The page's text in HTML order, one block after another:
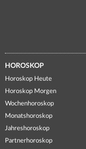
HOROSKOP
Horoskop Heute
Horoskop Morgen
Wochenhoroskop
Monatshoroskop
Jahreshoroskop
Partnerhoroskop